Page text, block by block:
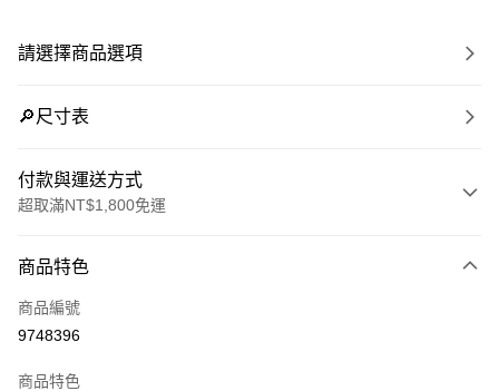
請選擇商品選項
🔎尺寸表
付款與運送方式
超取滿NT$1,800免運
信用卡一次付款
LINE Pay
商品特色
商品編號
9748396
商品特色